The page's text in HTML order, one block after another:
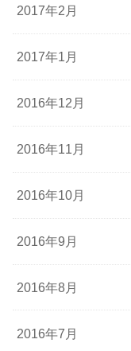
2017年2月
2017年1月
2016年12月
2016年11月
2016年10月
2016年9月
2016年8月
2016年7月